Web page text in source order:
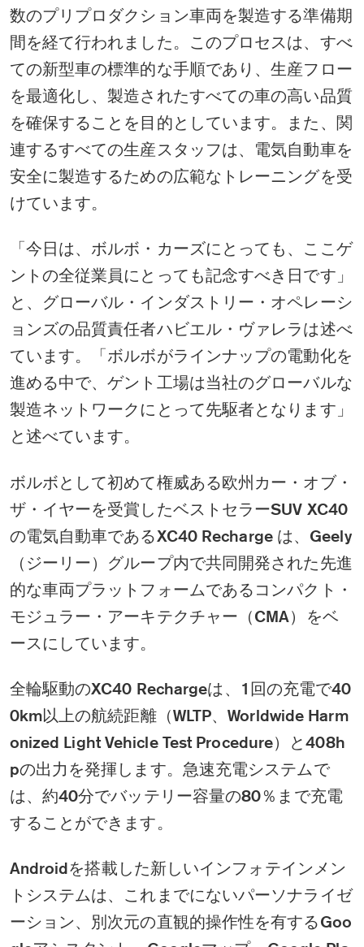
数のプリプロダクション車両を製造する準備期
間を経て行われました。このプロセスは、すべ
ての新型車の標準的な手順であり、生産フロー
を最適化し、製造されたすべての車の高い品質
を確保することを目的としています。また、関
連するすべての生産スタッフは、電気自動車を
安全に製造するための広範なトレーニングを受
けています。
「今日は、ボルボ・カーズにとっても、ここゲ
ントの全従業員にとっても記念すべき日です」
と、グローバル・インダストリー・オペレーシ
ョンズの品質責任者ハビエル・ヴァレラは述べ
ています。「ボルボがラインナップの電動化を
進める中で、ゲント工場は当社のグローバルな
製造ネットワークにとって先駆者となります」
と述べています。
ボルボとして初めて権威ある欧州カー・オブ・
ザ・イヤーを受賞したベストセラーSUV XC40
の電気自動車であるXC40 Recharge は、Geely
（ジーリー）グループ内で共同開発された先進
的な車両プラットフォームであるコンパクト・
モジュラー・アーキテクチャー（CMA）をベ
ースにしています。
全輪駆動のXC40 Rechargeは、1回の充電で40
0km以上の航続距離（WLTP、Worldwide Harm
onized Light Vehicle Test Procedure）と408h
pの出力を発揮します。急速充電システムで
は、約40分でバッテリー容量の80％まで充電
することができます。
Androidを搭載した新しいインフォテインメン
トシステムは、これまでにないパーソナライゼ
ーション、別次元の直観的操作性を有するGoo